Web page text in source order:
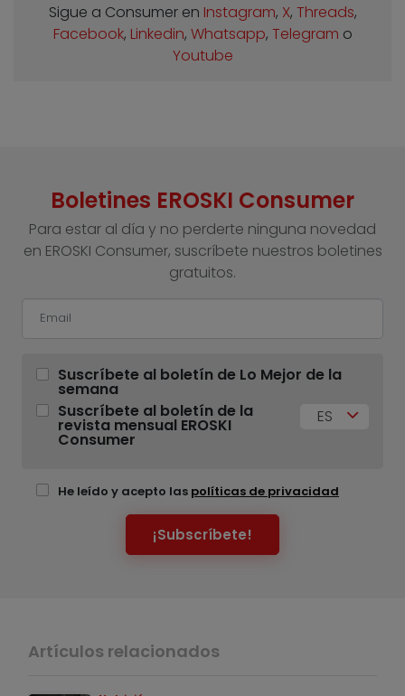
Sigue a Consumer en Instagram, X, Threads,
Facebook, Linkedin, Whatsapp, Telegram o
Youtube
Boletines EROSKI Consumer
Para estar al día y no perderte ninguna novedad
en EROSKI Consumer, suscríbete nuestros boletines
gratuitos.
Suscríbete al boletín de Lo Mejor de la
semana
Suscríbete al boletín de la
revista mensual EROSKI
Consumer
ES
He leído y acepto las políticas de privacidad
¡Subscríbete!
Artículos relacionados